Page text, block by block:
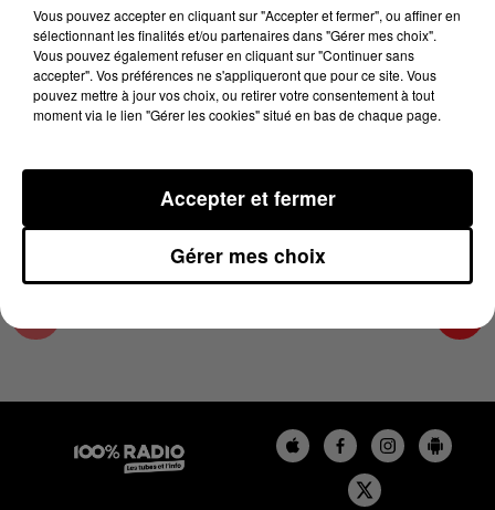
2 juillet 2026 - 3 min 29 sec
LA VOYANCE EN DIRECT SUR 100% DU
02/07/2026
Chronique Voyance en direct du 10 13 du 02/07/2026
Vous pouvez accepter en cliquant sur "Accepter et fermer", ou affiner en
sélectionnant les finalités et/ou partenaires dans "Gérer mes choix".
Vous pouvez également refuser en cliquant sur "Continuer sans
accepter". Vos préférences ne s'appliqueront que pour ce site. Vous
pouvez mettre à jour vos choix, ou retirer votre consentement à tout
moment via le lien "Gérer les cookies" situé en bas de chaque page.
Gérer mes choix
Accepter et fermer